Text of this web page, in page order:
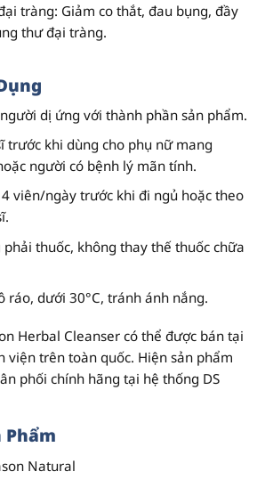
tràng: Giảm co thắt, đau bụng, đầy
thư đại tràng.
người dị ứng với thành phần sản phẩm.
trước khi dùng cho phụ nữ mang
người có bệnh lý mãn tính.
4 viên/ngày trước khi đi ngủ hoặc theo
phải thuốc, không thay thế thuốc chữa
ráo, dưới 30°C, tránh ánh nắng.
Herbal Cleanser có thể được bán tại
viện trên toàn quốc. Hiện sản phẩm
phối chính hãng tại hệ thống DS
Phẩm
Natural